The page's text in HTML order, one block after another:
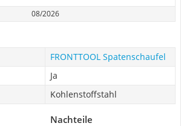
08/2026
FRONTTOOL Spatenschaufel
Ja
Kohlenstoffstahl
Nachteile